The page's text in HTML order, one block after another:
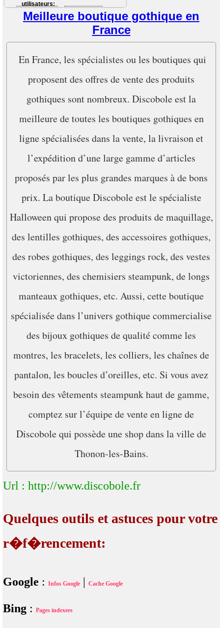
utilisateurs:
Meilleure boutique gothique en
France
En France, les spécialistes ou les boutiques qui
proposent des offres de vente des produits
gothiques sont nombreux. Discobole est la
meilleure de toutes les boutiques gothiques en
ligne spécialisées dans la vente, la livraison et
l’expédition d’une large gamme d’articles
proposés par les plus grandes marques à de bons
prix. La boutique Discobole est le spécialiste
Halloween qui propose des produits de maquillage,
des lentilles gothiques, des accessoires gothiques,
des robes gothiques, des leggings rock, des vestes
victoriennes, des chemisiers steampunk, de longs
manteaux gothiques, etc. Aussi, cette boutique
spécialisée dans l’univers gothique commercialise
des bijoux gothiques de qualité comme les
montres, les bracelets, les colliers, les chaînes de
pantalon, les boucles d’oreilles, etc. Si vous avez
besoin des vêtements steampunk haut de gamme,
comptez sur l’équipe de vente en ligne de
Discobole qui possède une shop dans la ville de
Thonon-les-Bains.
Url : http://www.discobole.fr
Quelques outils et astuces pour votre
r�f�rencement:
Google : Infos Google Cache Google
Bing : Pages indexees